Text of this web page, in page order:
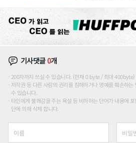
기사댓글0개
200자까지 쓰실 수 있습니다. (현재 0 byte / 최대 400byte)
저작권 등 다른 사람의 권리를 침해하거나 명예를 훼손하
수 있습니다.
타인에게 불쾌감을 주는 욕설 등 비하하는 단어가 내용에
단에 의해 삭제 합니다.